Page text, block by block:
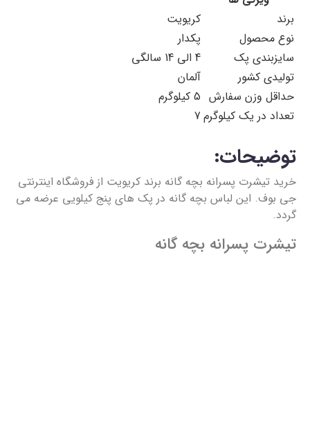
برند
کریویت
نوع محصول
پکدار
سایزبندی پک
4 الی 14 سالگی
تولیدی کشور
آلمان
حداقل وزن سفارش 5 کیلوگرم
تعداد در یک کیلوگرم 7
توضیحات:
خرید تیشرت پسرانه بچه گانه برند کریویت از فروشگاه اینترنتی
جی بوف. این لباس بچه گانه در پک های پنج کیلویی عرضه می
گردد.
تیشرت پسرانه بچه گانه